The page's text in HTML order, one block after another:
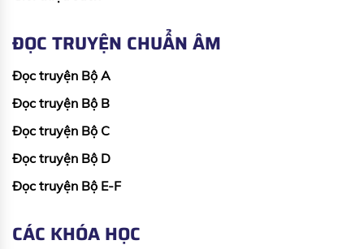
ĐỌC TRUYỆN CHUẨN ÂM
Đọc truyện Bộ A
Đọc truyện Bộ B
Đọc truyện Bộ C
Đọc truyện Bộ D
Đọc truyện Bộ E-F
CÁC KHÓA HỌC